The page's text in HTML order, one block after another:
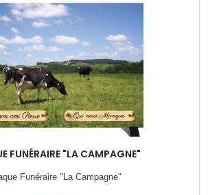
FUNÉRAIRE "LA CAMPAGNE"
Funéraire "La Campagne"